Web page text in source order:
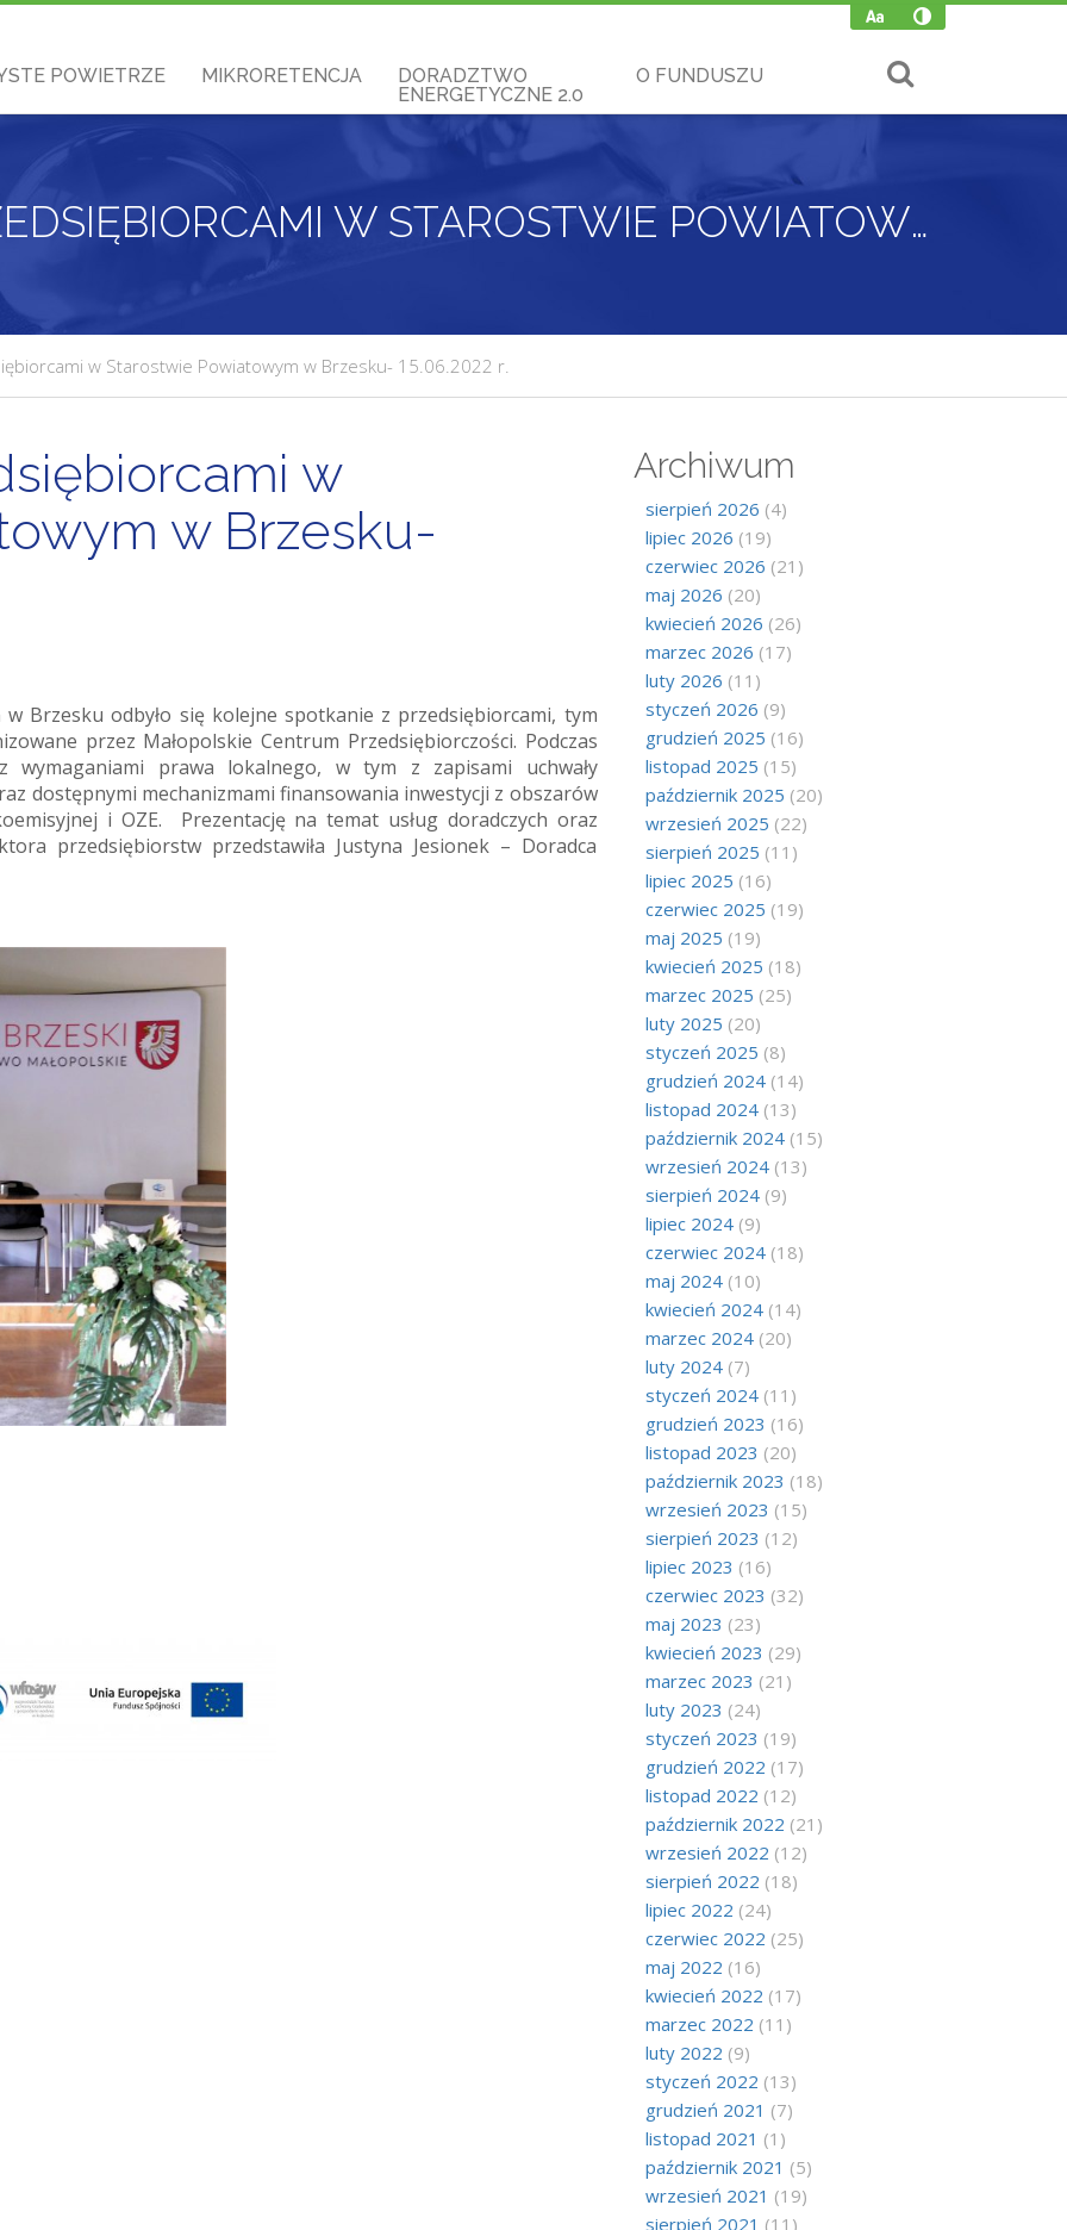
POWIETRZE MIKRORETENCJA
DORADZTWO
ENERGETYCZNE 2.0
O FUNDUSZU
SPOTKANIE Z PRZEDSIĘBIORCAMI W STAROSTWIE POWIATOWYM W BRZESKU- 15.06.2022 R.
w Starostwie Powiatowym w Brzesku- 15.06.2022 r.
w
w Brzesku-
Brzesku odbyło się kolejne spotkanie z przedsiębiorcami, tym
przez Małopolskie Centrum Przedsiębiorczości. Podczas
prawa lokalnego, w tym z zapisami uchwały
dostępnymi mechanizmami finansowania inwestycji z obszarów
i OZE. Prezentację na temat usług doradczych oraz
przedsiębiorstw przedstawiła Justyna Jesionek – Doradca
Archiwum
sierpień 2026 (4)
lipiec 2026 (19)
czerwiec 2026 (21)
maj 2026 (20)
kwiecień 2026 (26)
marzec 2026 (17)
luty 2026 (11)
styczeń 2026 (9)
grudzień 2025 (16)
listopad 2025 (15)
październik 2025 (20)
wrzesień 2025 (22)
sierpień 2025 (11)
lipiec 2025 (16)
czerwiec 2025 (19)
maj 2025 (19)
kwiecień 2025 (18)
marzec 2025 (25)
luty 2025 (20)
styczeń 2025 (8)
grudzień 2024(14)
listopad 2024(13)
październik 2024(15)
wrzesień 2024(13)
sierpień 2024(9)
lipiec 2024(9)
czerwiec 2024(18)
maj 2024(10)
kwiecień 2024(14)
marzec 2024(20)
luty 2024(7)
styczeń 2024(11)
grudzień 2023 (16)
listopad 2023 (20)
październik 2023 (18)
wrzesień 2023 (15)
sierpień 2023 (12)
lipiec 2023 (16)
czerwiec 2023 (32)
maj 2023 (23)
kwiecień 2023 (29)
marzec 2023 (21)
luty 2023 (24)
styczeń 2023 (19)
grudzień 2022 (17)
listopad 2022 (12)
październik 2022 (21)
wrzesień 2022 (12)
sierpień 2022 (18)
lipiec 2022 (24)
czerwiec 2022 (25)
maj 2022 (16)
kwiecień 2022 (17)
marzec 2022 (11)
luty 2022 (9)
styczeń 2022 (13)
grudzień 2021 (7)
listopad 2021 (1)
październik 2021 (5)
wrzesień 2021 (19)
sierpień 2021 (11)